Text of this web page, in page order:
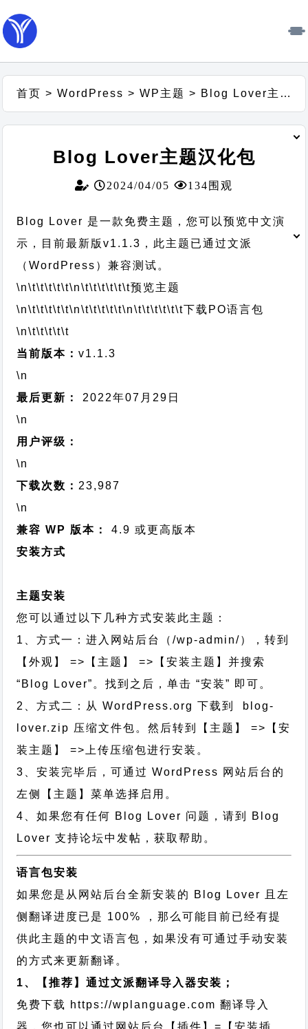
首页 >WordPress >WP主题 > Blog Lover主题汉化包
Blog Lover主题汉化包
2024/04/05 134围观
Blog Lover 是一款免费主题，您可以预览中文演
示，目前最新版v1.1.3，此主题已通过文派
（WordPress）兼容测试。
\n\t\t\t\t\t\n\t\t\t\t\t\t预览主题
\n\t\t\t\t\t\n\t\t\t\t\t\n\t\t\t\t\t\t下载PO语言包
\n\t\t\t\t\t
当前版本：v1.1.3
\n
最后更新：
2022年07月29日
\n
用户评级：
\n
下载次数： 23,987
\n
兼容 WP 版本：
4.9 或更高版本
安装方式
主题安装
您可以通过以下几种方式安装此主题：
1、方式一：进入网站后台（/wp-admin/），转到
【外观】 =>【主题】 =>【安装主题】并搜索
“Blog Lover”。找到之后，单击 “安装” 即可。
2、方式二：从 WordPress.org 下载到 blog-
lover.zip 压缩文件包。然后转到【主题】 =>【安
装主题】 =>上传压缩包进行安装。
3、安装完毕后，可通过 WordPress 网站后台的
左侧【主题】菜单选择启用。
4、如果您有任何 Blog Lover 问题，请到 Blog
Lover 支持论坛中发帖，获取帮助。
语言包安装
如果您是从网站后台全新安装的 Blog Lover 且左
侧翻译进度已是 100% ，那么可能目前已经有提
供此主题的中文语言包，如果没有可通过手动安装
的方式来更新翻译。
1、【推荐】通过文派翻译导入器安装；
免费下载 https://wplanguage.com 翻译导入
器，您也可以通过网站后台【插件】=【安装插